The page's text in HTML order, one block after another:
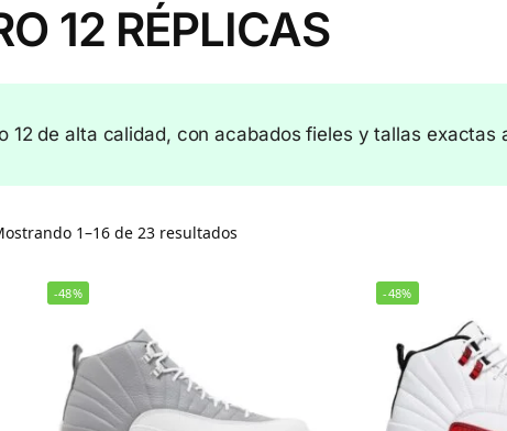
12 RÉPLICAS
12 de alta calidad, con acabados fieles y tallas exactas
1–16 de 23 resultados
-48% -48%